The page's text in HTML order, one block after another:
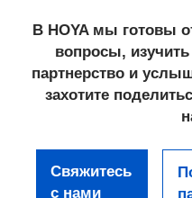
В HOYA мы готовы
вопросы,
партнерство и
захотите
Свяжитесь
с нами